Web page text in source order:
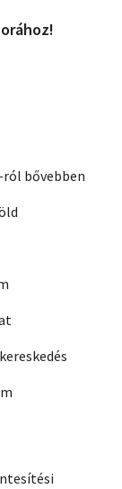
bővebben